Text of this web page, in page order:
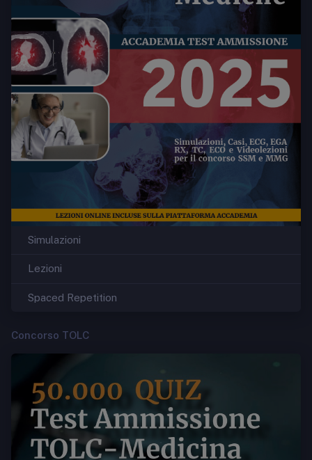
Simulazioni
Lezioni
Spaced Repetition
Concorso TOLC